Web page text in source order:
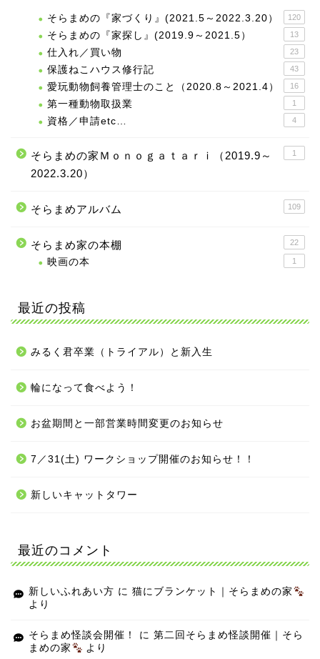
そらまめの『家づくり』(2021.5～2022.3.20） 120
そらまめの『家探し』(2019.9～2021.5） 13
仕入れ／買い物 23
保護ねこハウス修行記 43
愛玩動物飼養管理士のこと（2020.8～2021.4） 16
第一種動物取扱業 1
資格／申請etc… 4
そらまめの家Ｍｏｎｏｇａｔａｒｉ（2019.9～
2022.3.20）
1
そらまめアルバム 109
そらまめ家の本棚 22
映画の本 1
最近の投稿
みるく君卒業（トライアル）と新入生
輪になって食べよう！
お盆期間と一部営業時間変更のお知らせ
7／31(土) ワークショップ開催のお知らせ！！
新しいキャットタワー
最近のコメント
新しいふれあい方 に 猫にブランケット｜そらまめの家
より
そらまめ怪談会開催！ に 第二回そらまめ怪談開催｜そら
まめの家
より